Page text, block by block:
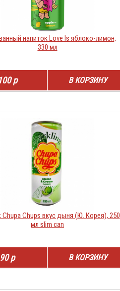
напиток Love Is яблоко-лимон,
330 мл
р В КОРЗИНУ
Chupa Chups вкус дыня (Ю. Корея), 250
мл slim can
90 р В КОРЗИНУ